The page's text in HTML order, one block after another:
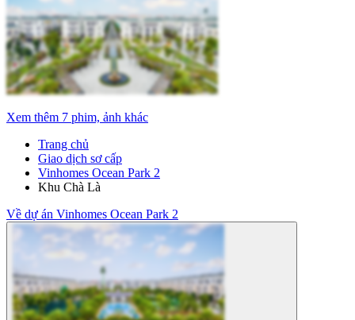
Xem thêm 7 phim, ảnh khác
Trang chủ
Giao dịch sơ cấp
Vinhomes Ocean Park 2
Khu Chà Là
Về dự án Vinhomes Ocean Park 2